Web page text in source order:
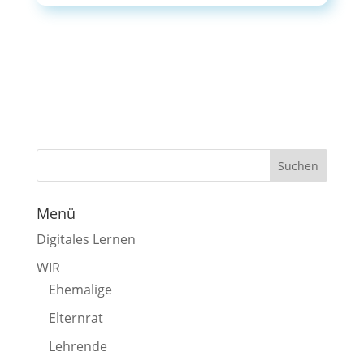
Menü
Digitales Lernen
WIR
Ehemalige
Elternrat
Lehrende